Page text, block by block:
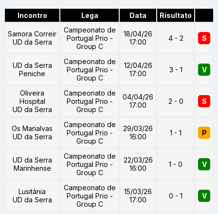
Incontro Lega Data Risultato
Samora Correir
UD da Serra
Campeonato de
Portugal Prio -
Group C
18/04/26
17:00
4 - 2 S
UD da Serra
Peniche
Campeonato de
Portugal Prio -
Group C
12/04/26
17:00
3 - 1 V
Oliveira
Hospital
UD da Serra
Campeonato de
Portugal Prio -
Group C
04/04/26
17:00
2 - 0 S
Os Marialvas
UD da Serra
Campeonato de
Portugal Prio -
Group C
29/03/26
16:00
1 - 1 P
UD da Serra
Marinhense
Campeonato de
Portugal Prio -
Group C
22/03/26
16:00
1 - 0 V
Lusitânia
UD da Serra
Campeonato de
Portugal Prio -
Group C
15/03/26
17:00
0 - 1 V